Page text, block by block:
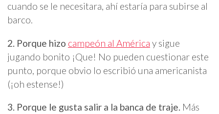
cuando se le necesitara, ahí estaría para subirse al
barco.
2. Porque hizo campeón al América y sigue
jugando bonito ¡Que! No pueden cuestionar este
punto, porque obvio lo escribió una americanista
(¡oh estense!)
3. Porque le gusta salir a la banca de traje. Más